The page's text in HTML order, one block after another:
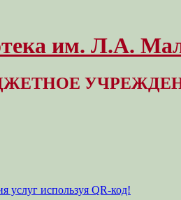
им. Л.А.
услуг используя QR-код!